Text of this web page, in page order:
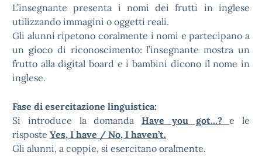
L’insegnante presenta i nomi dei frutti in inglese
utilizzando immagini o oggetti reali.
Gli alunni ripetono coralmente i nomi e partecipano a
un gioco di riconoscimento: l’insegnante mostra un
frutto alla digital board e i bambini dicono il nome in
inglese.
Fase di esercitazione linguistica:
Si introduce la domanda Have you got...?e le
risposte Yes, I have / No, I haven’t.
Gli alunni, a coppie, si esercitano oralmente.